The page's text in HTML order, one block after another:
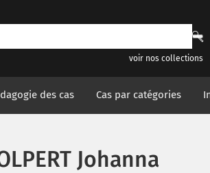
voir nos collections
des cas Cas par catégories
Johanna